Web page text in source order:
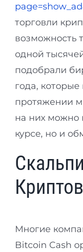
торговли
возможность
одной
подобрали
года,
протяжении
на них можно
курсе, но и
Многие
Bitcoin Cash